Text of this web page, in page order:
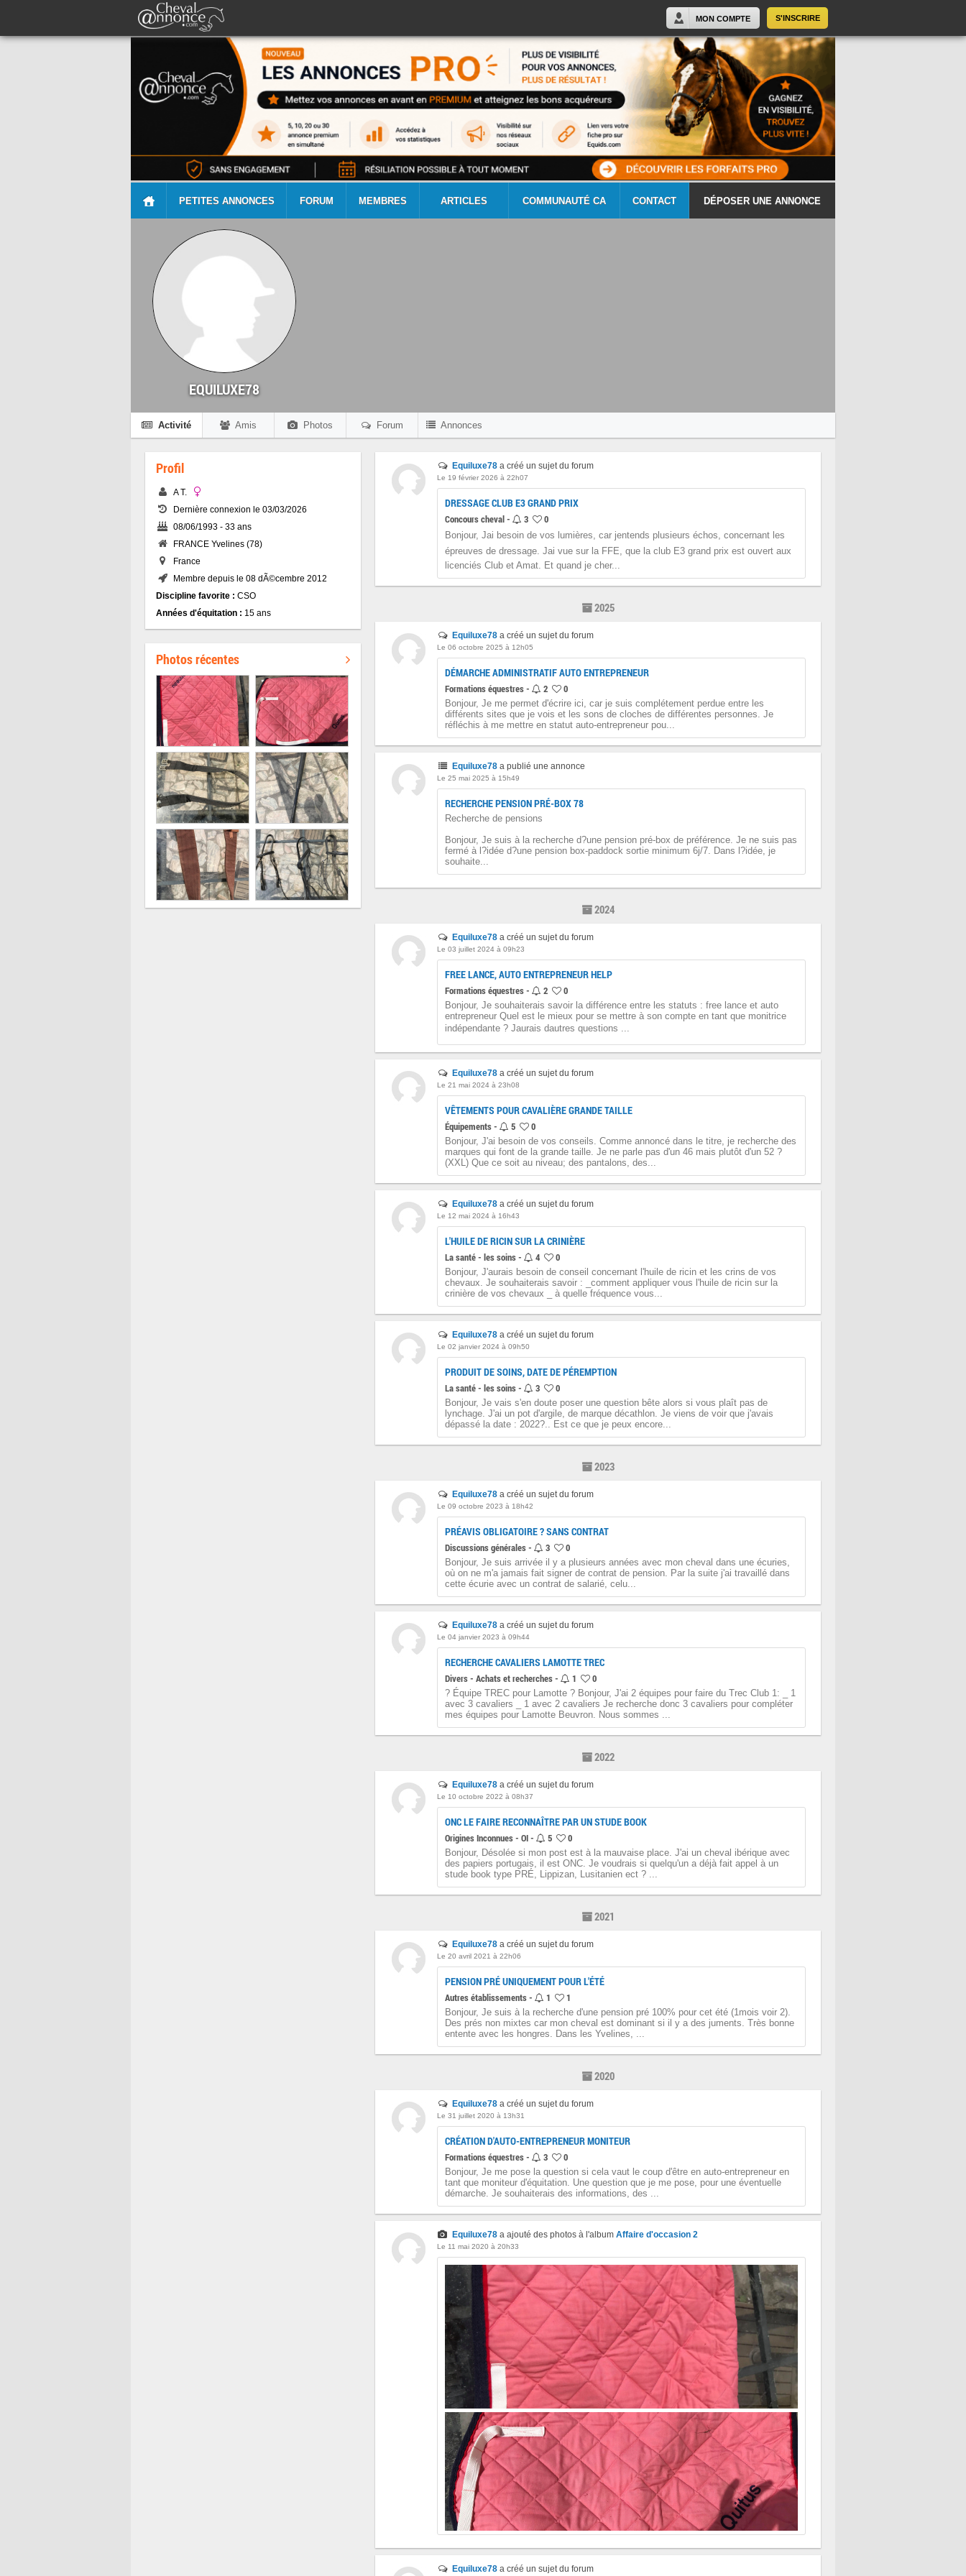
S'INSCRIRE
MON COMPTE
PETITES ANNONCES FORUM MEMBRES ARTICLES COMMUNAUTÉ CA CONTACT DÉPOSER UNE ANNONCE
EQUILUXE78
Activité Amis Photos Forum Annonces
Profil
A T.
Dernière connexion le 03/03/2026
08/06/1993 - 33 ans
FRANCE Yvelines (78)
France
Membre depuis le 08 dÃ©cembre 2012
Discipline favorite : CSO
Années d'équitation : 15 ans
Photos récentes
Equiluxe78 a créé un sujet du forum
Le 19 février 2026 à 22h07
DRESSAGE CLUB E3 GRAND PRIX
Concours cheval - 3 0
Bonjour, Jai besoin de vos lumières, car jentends plusieurs échos, concernant les
épreuves de dressage. Jai vue sur la FFE, que la club E3 grand prix est ouvert aux
licenciés Club et Amat. Et quand je cher...
2025
Equiluxe78 a créé un sujet du forum
Le 06 octobre 2025 à 12h05
DÉMARCHE ADMINISTRATIF AUTO ENTREPRENEUR
Formations équestres - 2 0
Bonjour, Je me permet d'écrire ici, car je suis complétement perdue entre les
différents sites que je vois et les sons de cloches de différentes personnes. Je
réfléchis à me mettre en statut auto-entrepreneur pou...
Equiluxe78 a publié une annonce
Le 25 mai 2025 à 15h49
RECHERCHE PENSION PRÉ-BOX 78
Recherche de pensions
Bonjour, Je suis à la recherche d?une pension pré-box de préférence. Je ne suis pas
fermé à l?idée d?une pension box-paddock sortie minimum 6j/7. Dans l?idée, je
souhaite...
2024
Equiluxe78 a créé un sujet du forum
Le 03 juillet 2024 à 09h23
FREE LANCE, AUTO ENTREPRENEUR HELP
Formations équestres - 2 0
Bonjour, Je souhaiterais savoir la différence entre les statuts : free lance et auto
entrepreneur Quel est le mieux pour se mettre à son compte en tant que monitrice
indépendante ? Jaurais dautres questions ...
Equiluxe78 a créé un sujet du forum
Le 21 mai 2024 à 23h08
VÊTEMENTS POUR CAVALIÈRE GRANDE TAILLE
Équipements - 5 0
Bonjour, J'ai besoin de vos conseils. Comme annoncé dans le titre, je recherche des
marques qui font de la grande taille. Je ne parle pas d'un 46 mais plutôt d'un 52 ?
(XXL) Que ce soit au niveau; des pantalons, des...
Equiluxe78 a créé un sujet du forum
Le 12 mai 2024 à 16h43
L'HUILE DE RICIN SUR LA CRINIÈRE
La santé - les soins - 4 0
Bonjour, J'aurais besoin de conseil concernant l'huile de ricin et les crins de vos
chevaux. Je souhaiterais savoir : _comment appliquer vous l'huile de ricin sur la
crinière de vos chevaux _ à quelle fréquence vous...
Equiluxe78 a créé un sujet du forum
Le 02 janvier 2024 à 09h50
PRODUIT DE SOINS, DATE DE PÉREMPTION
La santé - les soins - 3 0
Bonjour, Je vais s'en doute poser une question bête alors si vous plaît pas de
lynchage. J'ai un pot d'argile, de marque décathlon. Je viens de voir que j'avais
dépassé la date : 2022?.. Est ce que je peux encore...
2023
Equiluxe78 a créé un sujet du forum
Le 09 octobre 2023 à 18h42
PRÉAVIS OBLIGATOIRE ? SANS CONTRAT
Discussions générales - 3 0
Bonjour, Je suis arrivée il y a plusieurs années avec mon cheval dans une écuries,
où on ne m'a jamais fait signer de contrat de pension. Par la suite j'ai travaillé dans
cette écurie avec un contrat de salarié, celu...
Equiluxe78 a créé un sujet du forum
Le 04 janvier 2023 à 09h44
RECHERCHE CAVALIERS LAMOTTE TREC
Divers - Achats et recherches - 1 0
? Équipe TREC pour Lamotte ? Bonjour, J'ai 2 équipes pour faire du Trec Club 1: _ 1
avec 3 cavaliers _ 1 avec 2 cavaliers Je recherche donc 3 cavaliers pour compléter
mes équipes pour Lamotte Beuvron. Nous sommes ...
2022
Equiluxe78 a créé un sujet du forum
Le 10 octobre 2022 à 08h37
ONC LE FAIRE RECONNAÎTRE PAR UN STUDE BOOK
Origines Inconnues - OI - 5 0
Bonjour, Désolée si mon post est à la mauvaise place. J'ai un cheval ibérique avec
des papiers portugais, il est ONC. Je voudrais si quelqu'un a déjà fait appel à un
stude book type PRÉ, Lippizan, Lusitanien ect ? ...
2021
Equiluxe78 a créé un sujet du forum
Le 20 avril 2021 à 22h06
PENSION PRÉ UNIQUEMENT POUR L'ÉTÉ
Autres établissements - 1 1
Bonjour, Je suis à la recherche d'une pension pré 100% pour cet été (1mois voir 2).
Des prés non mixtes car mon cheval est dominant si il y a des juments. Très bonne
entente avec les hongres. Dans les Yvelines, ...
2020
Equiluxe78 a créé un sujet du forum
Le 31 juillet 2020 à 13h31
CRÉATION D'AUTO-ENTREPRENEUR MONITEUR
Formations équestres - 3 0
Bonjour, Je me pose la question si cela vaut le coup d'être en auto-entrepreneur en
tant que moniteur d'équitation. Une question que je me pose, pour une éventuelle
démarche. Je souhaiterais des informations, des ...
Equiluxe78 a ajouté des photos à l'albumAffaire d'occasion 2
Le 11 mai 2020 à 20h33
Equiluxe78 a créé un sujet du forum